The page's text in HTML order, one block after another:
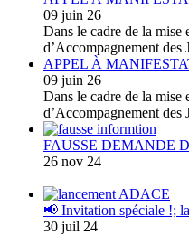
09 juin 26
Dans le cadre de la
d’Accompagnement des
APPEL À
09 juin 26
Dans le cadre de la
d’Accompagnement des
FAUSSE DEMANDE
26 nov 24
📢 Invitation spéciale !;
30 juil 24